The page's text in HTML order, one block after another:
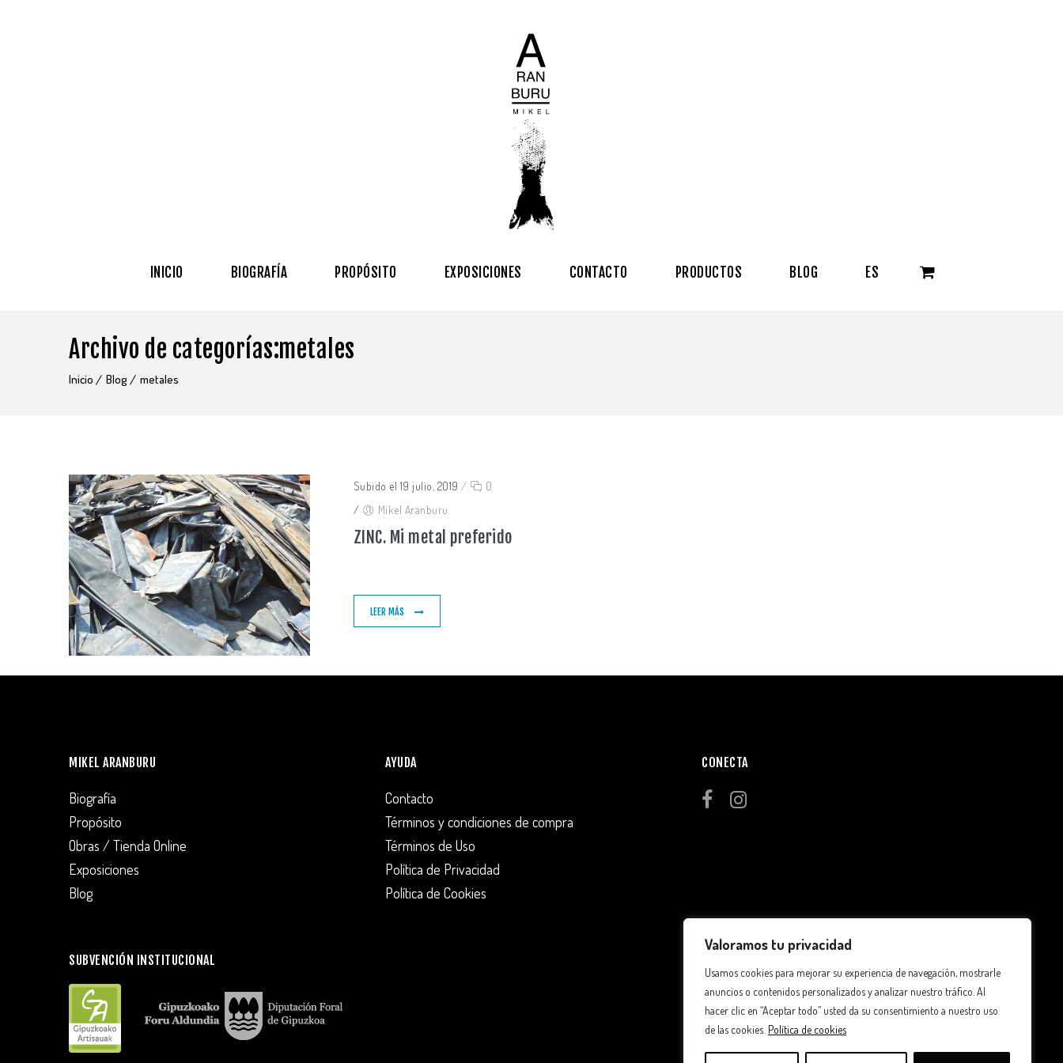
Valoramos tu privacidad
Usamos cookies para mejorar su experiencia de navegación, mostrarle
anuncios o contenidos personalizados y analizar nuestro tráfico. Al
hacer clic en “Aceptar todo” usted da su consentimiento a nuestro uso
de las cookies. Política de cookies
INICIO BIOGRAFÍA PROPÓSITO EXPOSICIONES CONTACTO PRODUCTOS BLOG ES
Archivo de categorías:metales
Inicio Blog metales
Subido el 19 julio, 2019 /
0
/
Mikel Aranburu
ZINC. Mi metal preferido
LEER MÁS
MIKEL ARANBURU
Biografía
Propósito
Obras / Tienda Online
Exposiciones
Blog
AYUDA
Contacto
Términos y condiciones de compra
Términos de Uso
Política de Privacidad
Política de Cookies
CONECTA
SUBVENCIÓN INSTITUCIONAL